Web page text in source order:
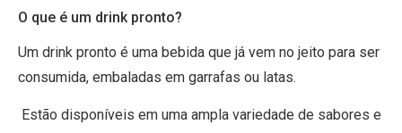
O que é um drink pronto?
Um drink pronto é uma bebida que já vem no jeito para ser
consumida, embaladas em garrafas ou latas.
Estão disponíveis em uma ampla variedade de sabores e